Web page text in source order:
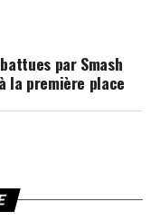
par Smash
la première place